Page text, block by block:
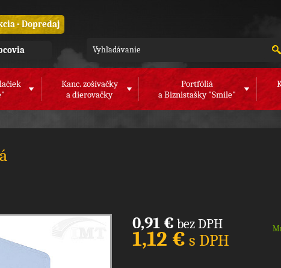
- Dopredaj
Kanc. zošívačky
a dierovačky
Portfóliá
a Biznistašky "Smile"
0,91 € bez DPH
1,12 € s DPH